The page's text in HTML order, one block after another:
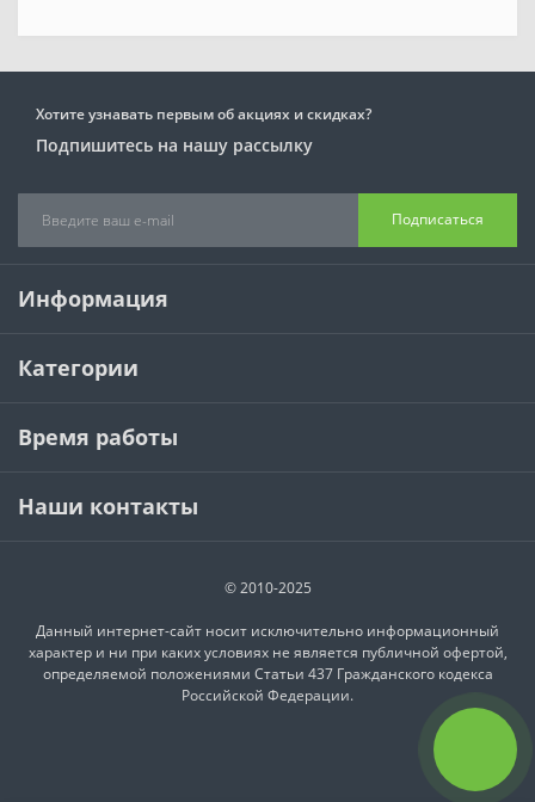
Хотите узнавать первым об акциях и скидках?
Подпишитесь на нашу рассылку
Подписаться
Информация
Категории
Время работы
Наши контакты
© 2010-2025
Данный интернет-сайт носит исключительно информационный
характер и ни при каких условиях не является публичной офертой,
определяемой положениями Статьи 437 Гражданского кодекса
Российской Федерации.